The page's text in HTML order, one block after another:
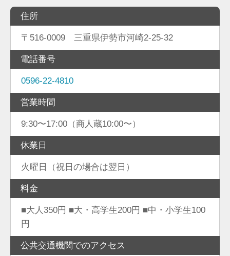
住所
〒516-0009 三重県伊勢市河崎2-25-32
電話番号
0596-22-4810
営業時間
9:30〜17:00（商人蔵10:00〜）
休業日
火曜日（祝日の場合は翌日）
料金
■大人350円 ■大・高学生200円 ■中・小学生100
円
公共交通機関でのアクセス